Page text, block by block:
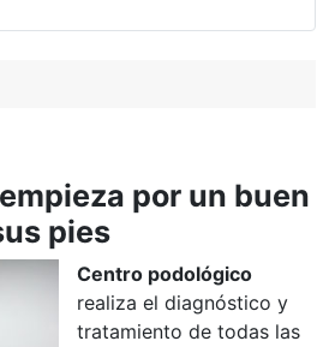
por un buen
pies
Centro podológico
realiza el diagnóstico y
tratamiento de todas las